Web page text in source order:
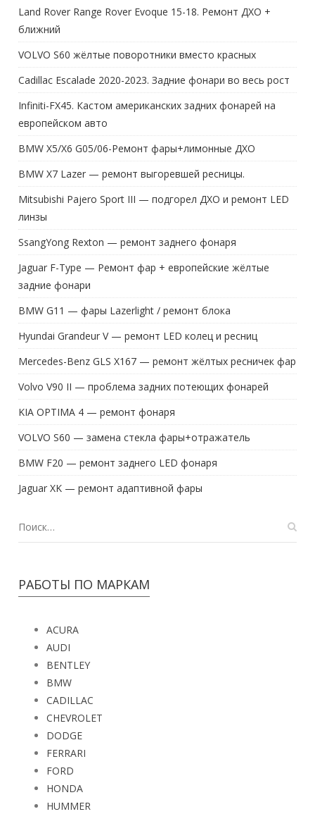
Land Rover Range Rover Evoque 15-18. Ремонт ДХО +
ближний
VOLVO S60 жёлтые поворотники вместо красных
Cadillac Escalade 2020-2023. Задние фонари во весь рост
Infiniti-FX45. Кастом американских задних фонарей на
европейском авто
BMW X5/X6 G05/06-Ремонт фары+лимонные ДХО
BMW X7 Lazer — ремонт выгоревшей ресницы.
Mitsubishi Pajero Sport III — подгорел ДХО и ремонт LED
линзы
SsangYong Rexton — ремонт заднего фонаря
Jaguar F-Type — Ремонт фар + европейские жёлтые
задние фонари
BMW G11 — фары Lazerlight / ремонт блока
Hyundai Grandeur V — ремонт LED колец и ресниц
Mercedes-Benz GLS X167 — ремонт жёлтых ресничек фар
Volvo V90 II — проблема задних потеющих фонарей
KIA OPTIMA 4 — ремонт фонаря
VOLVO S60 — замена стекла фары+отражатель
BMW F20 — ремонт заднего LED фонаря
Jaguar XK — ремонт адаптивной фары
РАБОТЫ ПО МАРКАМ
ACURA
AUDI
BENTLEY
BMW
CADILLAC
CHEVROLET
DODGE
FERRARI
FORD
HONDA
HUMMER